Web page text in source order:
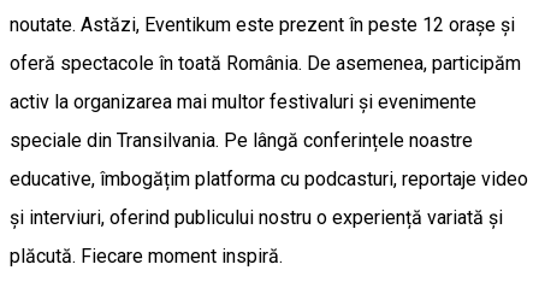
noutate. Astăzi, Eventikum este prezent în peste 12 orașe și
oferă spectacole în toată România. De asemenea, participăm
activ la organizarea mai multor festivaluri și evenimente
speciale din Transilvania. Pe lângă conferințele noastre
educative, îmbogățim platforma cu podcasturi, reportaje video
și interviuri, oferind publicului nostru o experiență variată și
plăcută. Fiecare moment inspiră.